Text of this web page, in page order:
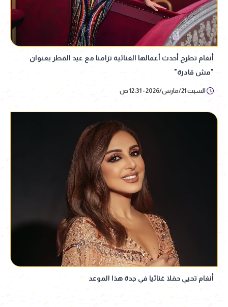
أنغام تطرح أحدث أعمالها الغنائية تزامنا مع عيد الفطر بعنوان
"مش قادرة"
السبت 21/مارس/2026 - 12:31 ص
أنغام تحيي حفلا غنائيا في جدة هذا الموعد